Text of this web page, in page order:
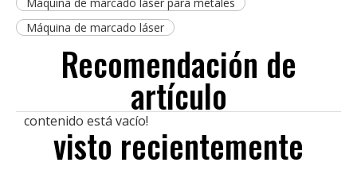
Máquina de marcado láser
Recomendación de
artículo
contenido está vacío!
visto recientemente